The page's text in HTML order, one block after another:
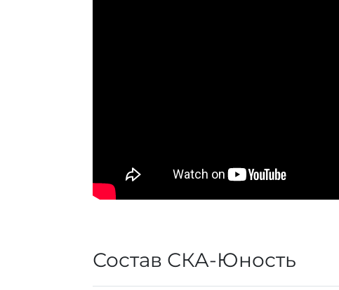
Состав СКА-Юность